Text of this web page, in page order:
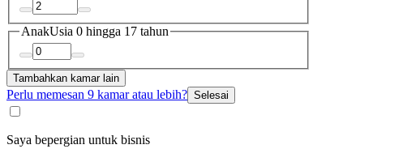
AnakUsia 0 hingga 17 tahun
Tambahkan kamar lain
Perlu memesan 9 kamar atau lebih? Selesai
Saya bepergian untuk bisnis